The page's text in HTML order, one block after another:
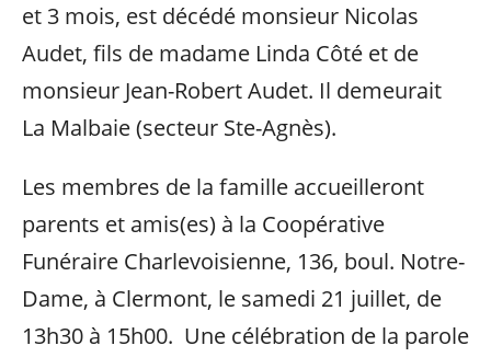
et 3 mois, est décédé monsieur Nicolas
Audet, fils de madame Linda Côté et de
monsieur Jean-Robert Audet. Il demeurait
La Malbaie (secteur Ste-Agnès).
Les membres de la famille accueilleront
parents et amis(es) à la Coopérative
Funéraire Charlevoisienne, 136, boul. Notre-
Dame, à Clermont, le samedi 21 juillet, de
13h30 à 15h00. Une célébration de la parole